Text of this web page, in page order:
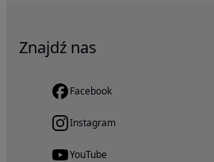
Znajdź nas
Facebook
Instagram
YouTube